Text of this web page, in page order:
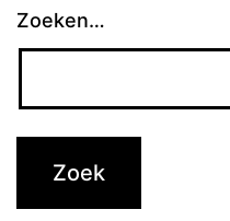
Zoeken…